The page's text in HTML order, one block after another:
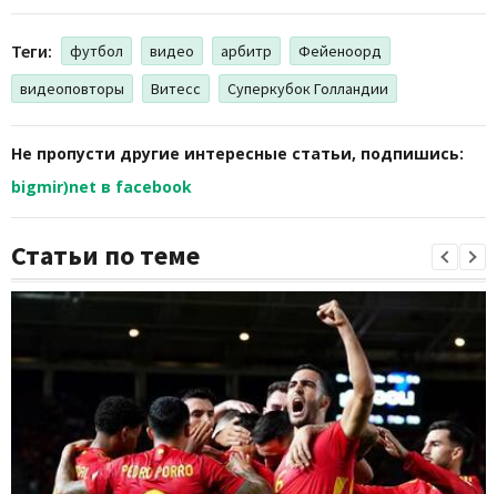
Теги: футбол видео арбитр
Фейеноорд
видеоповторы
Витесс Суперкубок Голландии
Не пропусти другие интересные статьи, подпишись:
bigmir)net в facebook
Статьи по теме